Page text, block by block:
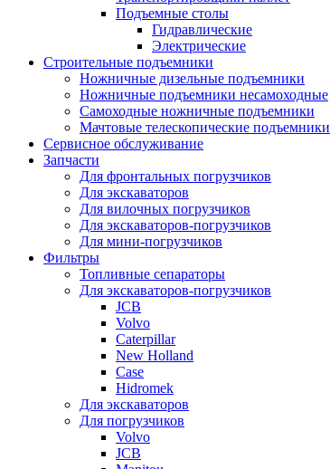
Подъемные столы
Гидравлические
Электрические
Строительные подъемники
Ножничные дизельные подъемники
Ножничные подъемники несамоходные
Самоходные ножничные подъемники
Мачтовые телескопические подъемники
Сервисное обслуживание
Запчасти
Для фронтальных погрузчиков
Для экскаваторов
Для вилочных погрузчиков
Для экскаваторов-погрузчиков
Для мини-погрузчиков
Фильтры
Топливные сепараторы
Для экскаваторов-погрузчиков
JCB
Volvo
Caterpillar
New Holland
Case
Hidromek
Для экскаваторов
Для погрузчиков
Volvo
JCB